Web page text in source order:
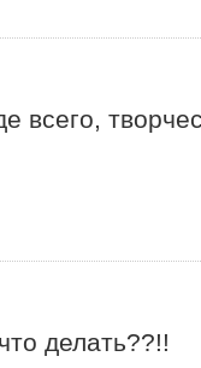
всего,
делать??!!